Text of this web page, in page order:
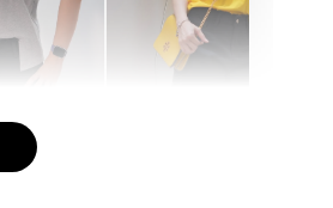
雙面T